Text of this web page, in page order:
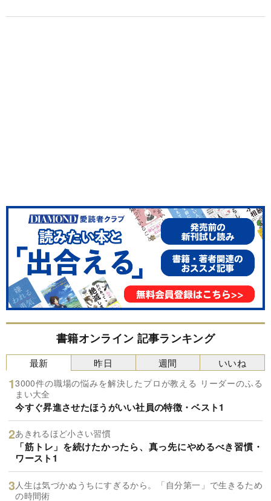
書籍オンライン 記事ランキング
最新
3000件の職場の悩みを解決したプロが教える リーダーのふる
まい大全
今すぐ昇進させたほうがいい社員の特徴・ベスト1
あきれるほど小さい習慣
「筋トレ」を続けたかったら、真っ先にやめるべき習慣・
ワースト1
人生は気づかぬうちにすぎるから。「自分第一」で生きるため
の時間術
昨日 週間 いいね